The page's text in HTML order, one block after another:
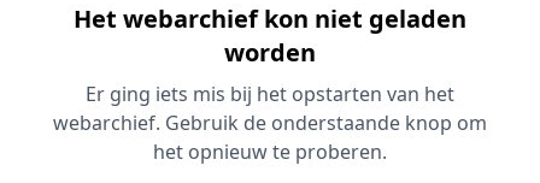
Het webarchief kon niet geladen
worden
Er ging iets mis bij het opstarten van het
webarchief. Gebruik de onderstaande knop om
het opnieuw te proberen.